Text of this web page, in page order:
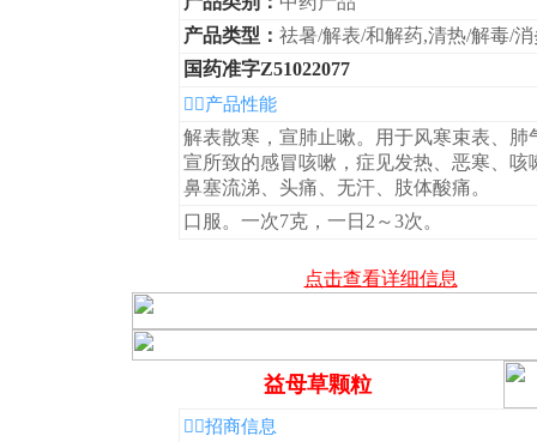
产品类型： 祛暑/解表/和解药,清热/解毒/
国药准字Z51022077
◆产品性能
解表散寒，宣肺止嗽。用于风寒束表、肺
宣所致的感冒咳嗽，症见发热、恶寒、咳
鼻塞流涕、头痛、无汗、肢体酸痛。
口服。一次7克，一日2～3次。
点击查看详细信息
益母草颗粒
◆招商信息